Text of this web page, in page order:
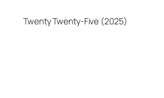
Twenty Twenty-Five (2025)